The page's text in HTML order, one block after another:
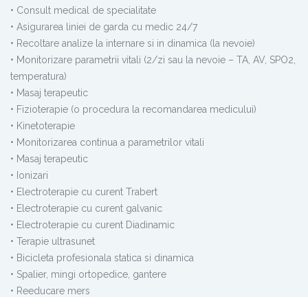
• Consult medical de specialitate
• Asigurarea liniei de garda cu medic 24/7
• Recoltare analize la internare si in dinamica (la nevoie)
• Monitorizare parametrii vitali (2/zi sau la nevoie – TA, AV, SPO2,
temperatura)
• Masaj terapeutic
• Fizioterapie (o procedura la recomandarea medicului)
• Kinetoterapie
• Monitorizarea continua a parametrilor vitali
• Masaj terapeutic
• Ionizari
• Electroterapie cu curent Trabert
• Electroterapie cu curent galvanic
• Electroterapie cu curent Diadinamic
• Terapie ultrasunet
• Bicicleta profesionala statica si dinamica
• Spalier, mingi ortopedice, gantere
• Reeducare mers